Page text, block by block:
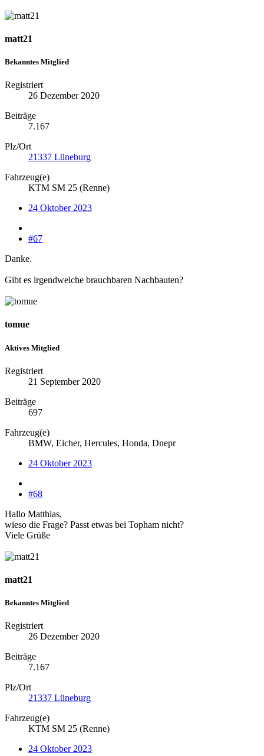
matt21
Bekanntes Mitglied
Registriert
26 Dezember 2020
Beiträge
7.167
Plz/Ort
21337 Lüneburg
Fahrzeug(e)
KTM SM 25 (Renne)
24 Oktober 2023
#67
Danke.
Gibt es irgendwelche brauchbaren Nachbauten?
tomue
Aktives Mitglied
Registriert
21 September 2020
Beiträge
697
Fahrzeug(e)
BMW, Eicher, Hercules, Honda, Dnepr
24 Oktober 2023
#68
Hallo Matthias,
wieso die Frage? Passt etwas bei Topham nicht?
Viele Grüße
matt21
Bekanntes Mitglied
Registriert
26 Dezember 2020
Beiträge
7.167
Plz/Ort
21337 Lüneburg
Fahrzeug(e)
KTM SM 25 (Renne)
24 Oktober 2023